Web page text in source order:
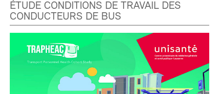
ÉTUDE CONDITIONS DE TRAVAIL DES
CONDUCTEURS DE BUS